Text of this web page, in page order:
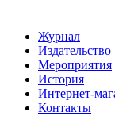
Журнал
Издательство
Мероприятия
История
Интернет-
Контакты